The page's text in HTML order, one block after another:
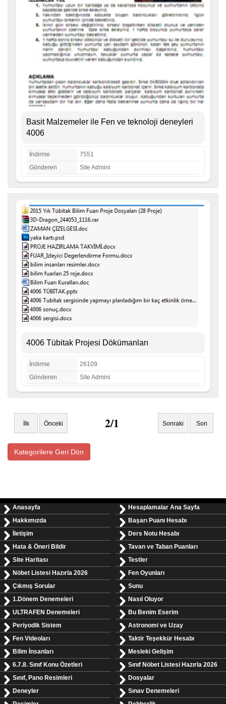
Basit Malzemeler ile Fen ve teknoloji deneyleri
4006
İndirme
7551
Gönderen
Site Admini
4006 Tübitak Projesi Dökümanları
İndirme
26109
Gönderen
Site Admini
İlk Önceki 2/1 Sonraki Son
Kategorilere Geri Dön
Anasayfa
Hakkımızda
İletişim
Hata & Öneri Bildir
Site Haritası
Nöbet Listesi Hazırla 2026
Çıkmış Sorular
1.Dönem Denemeleri
ULTRAFEN Denemeleri
Periyodik Sistem
Fen Videoları
Bilim İnsanları
6.7.8. Sınıf Konu Özetleri
Sınıf, Pano Resimleri
Deneyler
Hesaplamalar Ana Sayfa
Başarı Puanı Hesabı
Ders Notu Hesabı
Tavan ve Taban Puanları
Testler
Fen Oyunları
Sunu
Nasıl Oluyor
Bu Benim Eserim
Astronomi ve Uzay
Taktir Teşekkür Hesabı
Mesleki Gelişim
Sınıf Nöbet Listesi Hazırla 2026
Dosyalar
Sınav Denemeleri